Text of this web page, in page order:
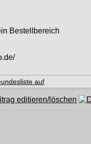
Bestellbereich